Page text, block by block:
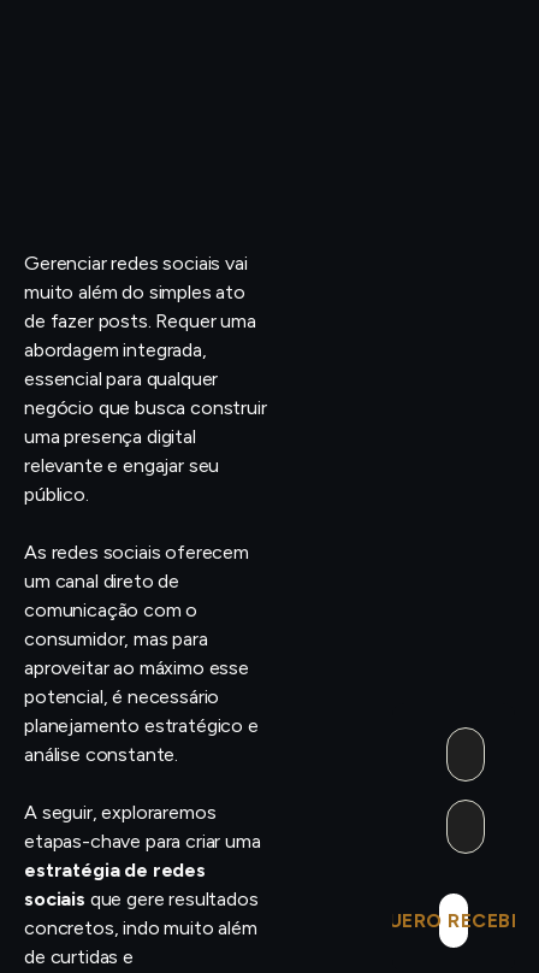
Gerenciar redes sociais vai
muito além do simples ato
de fazer posts. Requer uma
abordagem integrada,
essencial para qualquer
negócio que busca construir
uma presença digital
relevante e engajar seu
público.
As redes sociais oferecem
um canal direto de
comunicação com o
consumidor, mas para
aproveitar ao máximo esse
potencial, é necessário
planejamento estratégico e
análise constante.
A seguir, exploraremos
etapas-chave para criar uma
estratégia de redes
sociais que gere resultados
concretos, indo muito além
de curtidas e
QUERO RECEBER